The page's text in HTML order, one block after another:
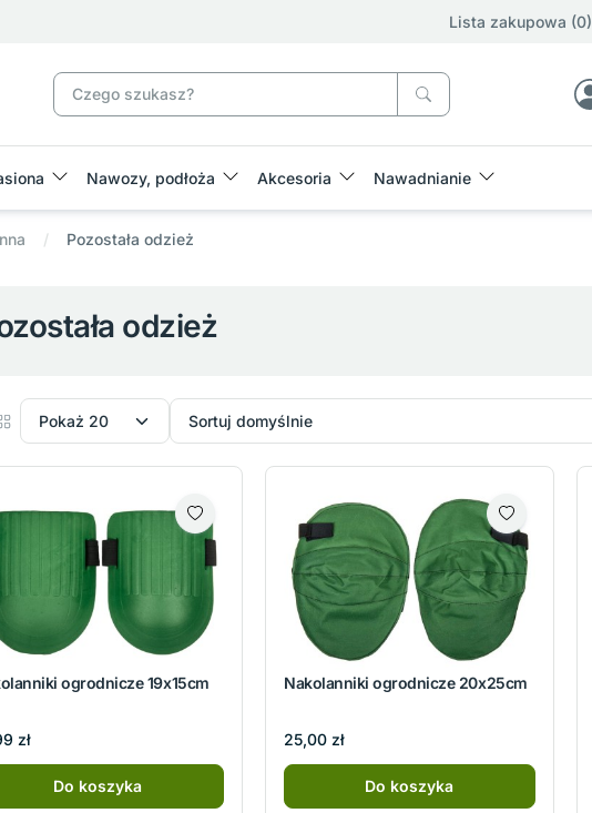
Lista zakupowa (0)
Nawozy, podłoża Akcesoria Nawadnianie
Pozostała odzież
odzież
ogrodnicze 19x15cm
zł
Do koszyka
Nakolanniki ogrodnicze 20x25cm
25,00 zł
Do koszyka